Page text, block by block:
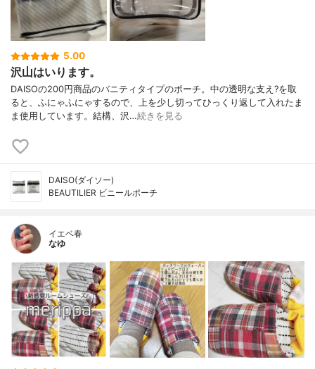
5.00
沢山はいります。
DAISOの200円商品のバニティタイプのポーチ。中の透明な支え?を取
ると、ふにゃふにゃするので、上を少し切ってひっくり返して入れたま
ま使用しています。結構、沢…続きを見る
DAISO(ダイソー)
BEAUTILIER ビニールポーチ
イエベ春
なゆ